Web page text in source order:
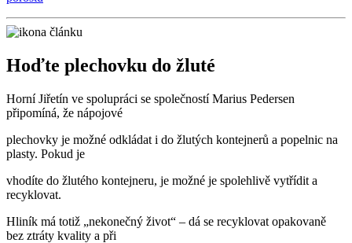
Hoďte plechovku do žluté
Horní Jiřetín ve spolupráci se společností Marius Pedersen
připomíná, že nápojové
plechovky je možné odkládat i do žlutých kontejnerů a popelnic na
plasty. Pokud je
vhodíte do žlutého kontejneru, je možné je spolehlivě vytřídit a
recyklovat.
Hliník má totiž „nekonečný život“ – dá se recyklovat opakovaně
bez ztráty kvality a při